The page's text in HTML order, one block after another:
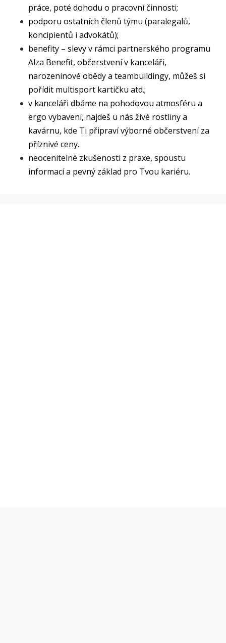
práce, poté dohodu o pracovní činnosti;
podporu ostatních členů týmu (paralegalů,
koncipientů i advokátů);
benefity – slevy v rámci partnerského programu
Alza Benefit, občerstvení v kanceláři,
narozeninové obědy a teambuildingy, můžeš si
pořídit multisport kartičku atd.;
v kanceláři dbáme na pohodovou atmosféru a
ergo vybavení, najdeš u nás živé rostliny a
kavárnu, kde Ti připraví výborné občerstvení za
příznivé ceny.
neocenitelné zkušenosti z praxe, spoustu
informací a pevný základ pro Tvou kariéru.